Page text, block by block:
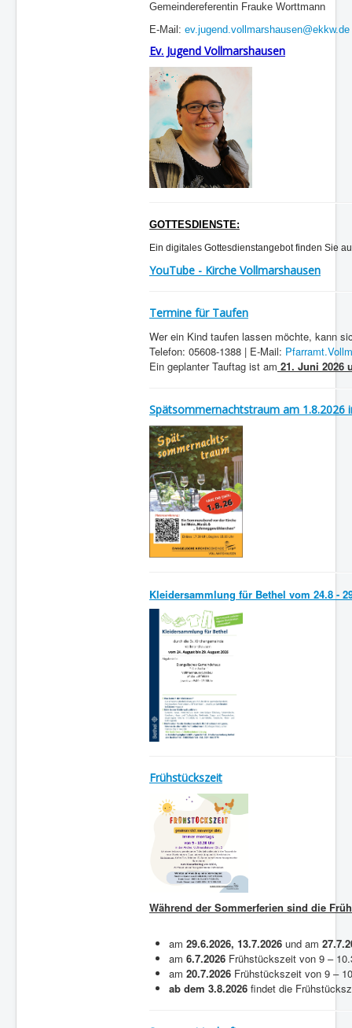
Gemeindereferentin Frauke Worttmann
E-Mail: ev.jugend.vollmarshausen@ekkw.de
Ev. Jugend Vollmarshausen
GOTTESDIENSTE:
Ein digitales Gottesdienstangebot finden Sie
YouTube - Kirche Vollmarshausen
Termine für Taufen
Wer ein Kind taufen lassen möchte, kann
Telefon: 05608-1388 | E-Mail:
Ein geplanter Tauftag ist am 21. Juni 2026
Spätsommernachtstraum am 1.8.2026
Kleidersammlung für Bethel vom 24.8 -
Frühstückszeit
Während der Sommerferien sind die
am 29.6.2026, 13.7.2026 und am
am 6.7.2026 Frühstückszeit von 9 –
am 20.7.2026 Frühstückszeit von 9 –
ab dem 3.8.2026 findet die